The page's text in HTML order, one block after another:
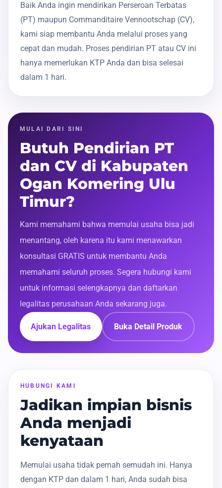
Baik Anda ingin mendirikan Perseroan Terbatas
(PT) maupun Commanditaire Vennootschap (CV),
kami siap membantu Anda melalui proses yang
cepat dan mudah. Proses pendirian PT atau CV ini
hanya memerlukan KTP Anda dan bisa selesai
dalam 1 hari.
MULAI DARI SINI
Butuh Pendirian PT
dan CV di Kabupaten
Ogan Komering Ulu
Timur?
Kami memahami bahwa memulai usaha bisa jadi
menantang, oleh karena itu kami menawarkan
konsultasi GRATIS untuk membantu Anda
memahami seluruh proses. Segera hubungi kami
untuk informasi selengkapnya dan daftarkan
legalitas perusahaan Anda sekarang juga.
Ajukan Legalitas Buka Detail Produk
HUBUNGI KAMI
Jadikan impian bisnis
Anda menjadi
kenyataan
Memulai usaha tidak pernah semudah ini. Hanya
dengan KTP dan dalam 1 hari, Anda sudah bisa